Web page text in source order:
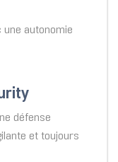
une autonomie
défense
et toujours